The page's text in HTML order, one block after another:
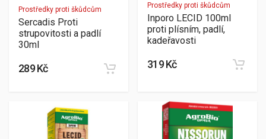
Prostředky proti škůdcům
Sercadis Proti
strupovitosti a padlí
30ml
289 Kč
Prostředky proti škůdcům
Inporo LECID 100ml
proti plísním, padlí,
kadeřavosti
319 Kč